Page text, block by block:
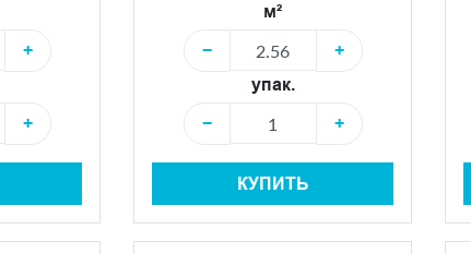
+
+
м²
−
+
упак.
−
+
КУПИТЬ